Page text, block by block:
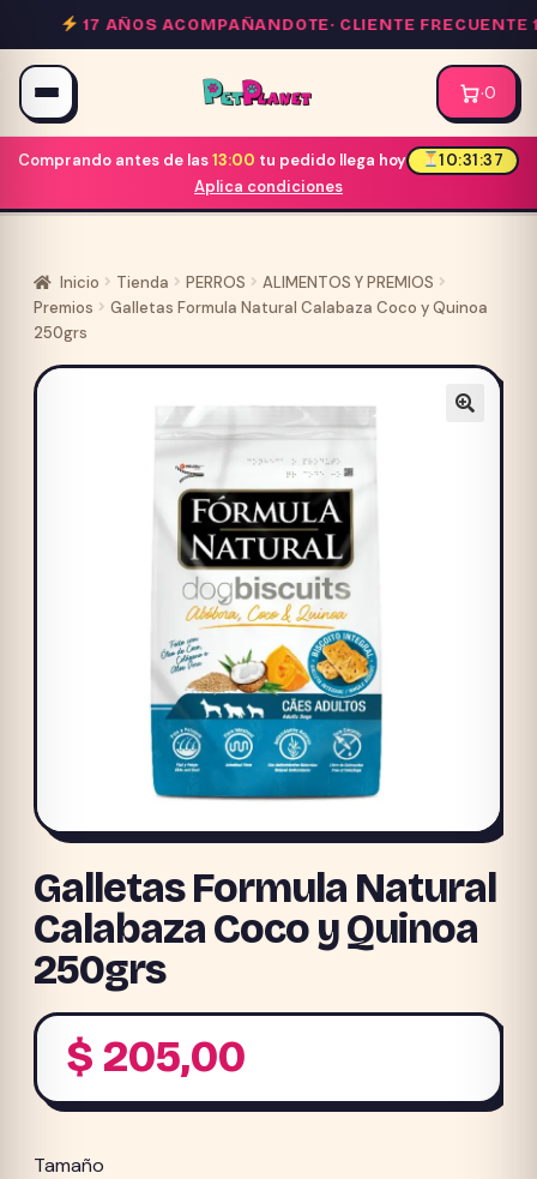
al
contenido
17 AÑOS ACOMPAÑANDOTE·CLIENTE FRECUENTE
·0
Comprando antes de las13:00 tu pedido llega hoy
10:31:37
Aplica condiciones
Inicio Tienda PERROS
ALIMENTOS Y PREMIOS
Premios
Galletas Formula Natural Calabaza Coco y Quinoa
250grs
Galletas Formula Natural
Calabaza Coco y Quinoa
250grs
$ 205,00
Tamaño